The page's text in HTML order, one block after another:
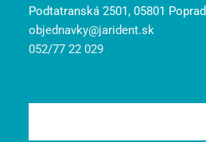
Podtatranská 2501, 05801 Poprad
objednavky@jarident.sk
052/77 22 029